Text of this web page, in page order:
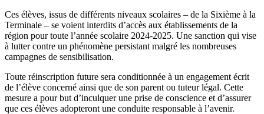
Ces élèves, issus de différents niveaux scolaires – de la Sixième à la
Terminale – se voient interdits d’accès aux établissements de la
région pour toute l’année scolaire 2024-2025. Une sanction qui vise
à lutter contre un phénomène persistant malgré les nombreuses
campagnes de sensibilisation.
Toute réinscription future sera conditionnée à un engagement écrit
de l’élève concerné ainsi que de son parent ou tuteur légal. Cette
mesure a pour but d’inculquer une prise de conscience et d’assurer
que ces élèves adopteront une conduite responsable à l’avenir.